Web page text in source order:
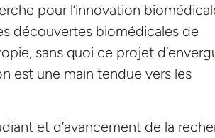
pour l’innovation
découvertes biomédicales de
sans quoi ce projet
est une main tendue vers les
et d’avancement de la